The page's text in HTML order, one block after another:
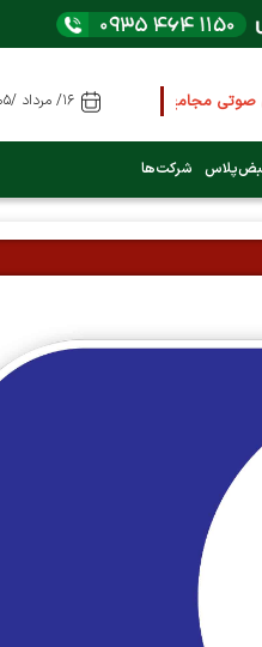
مجامع و کنفرانس هارا از اینجا
بعدی کدام نماد است؟ (کلیک کنید)
کل کانال 4 میلیون واحد را رد کرد
شرکت‌ها